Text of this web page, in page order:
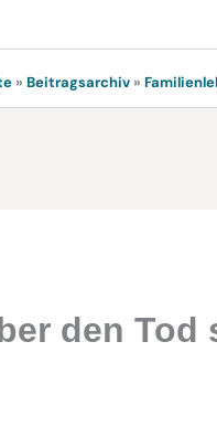
» Beitragsarchiv »
den Tod